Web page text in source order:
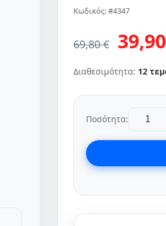
Κωδικός: #4347
69,80 €
Διαθεσιμότητα: 12
Ποσότητα: